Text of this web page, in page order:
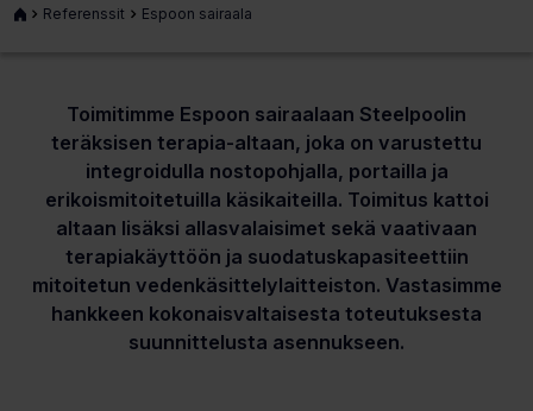
EtusivuReferenssit Espoon sairaala
Toimitimme Espoon sairaalaan Steelpoolin
teräksisen terapia-altaan, joka on varustettu
integroidulla nostopohjalla, portailla ja
erikoismitoitetuilla käsikaiteilla. Toimitus kattoi
altaan lisäksi allasvalaisimet sekä vaativaan
terapiakäyttöön ja suodatuskapasiteettiin
mitoitetun vedenkäsittelylaitteiston. Vastasimme
hankkeen kokonaisvaltaisesta toteutuksesta
suunnittelusta asennukseen.